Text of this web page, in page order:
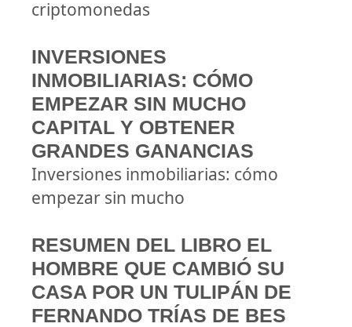
criptomonedas
INVERSIONES
INMOBILIARIAS: CÓMO
EMPEZAR SIN MUCHO
CAPITAL Y OBTENER
GRANDES GANANCIAS
Inversiones inmobiliarias: cómo
empezar sin mucho
RESUMEN DEL LIBRO EL
HOMBRE QUE CAMBIÓ SU
CASA POR UN TULIPÁN DE
FERNANDO TRÍAS DE BES